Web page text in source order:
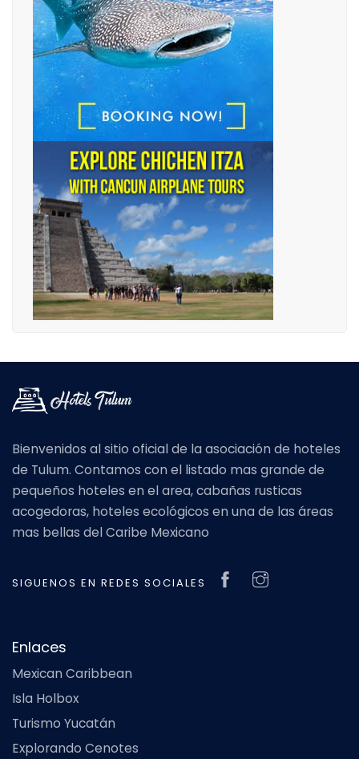
Bienvenidos al sitio oficial de la asociación de hoteles
de Tulum. Contamos con el listado mas grande de
pequeños hoteles en el area, cabañas rusticas
acogedoras, hoteles ecológicos en una de las áreas
mas bellas del Caribe Mexicano
SIGUENOS EN REDES SOCIALES
Enlaces
Mexican Caribbean
Isla Holbox
Turismo Yucatán
Explorando Cenotes